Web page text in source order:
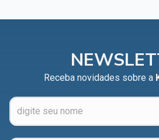
Receba novidades sobre a